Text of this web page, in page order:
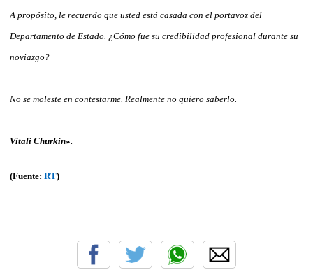
A propósito, le recuerdo que usted está casada con el portavoz del
Departamento de Estado. ¿Cómo fue su credibilidad profesional durante su
noviazgo?
No se moleste en contestarme. Realmente no quiero saberlo.
Vitali Churkin».
(Fuente: RT)